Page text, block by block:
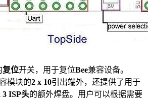
复位开关，用于复位Bee兼容设备。
模块的2 x 10引出端外，还提供了用于
3 ISP头的额外焊盘。用户可以根据需要